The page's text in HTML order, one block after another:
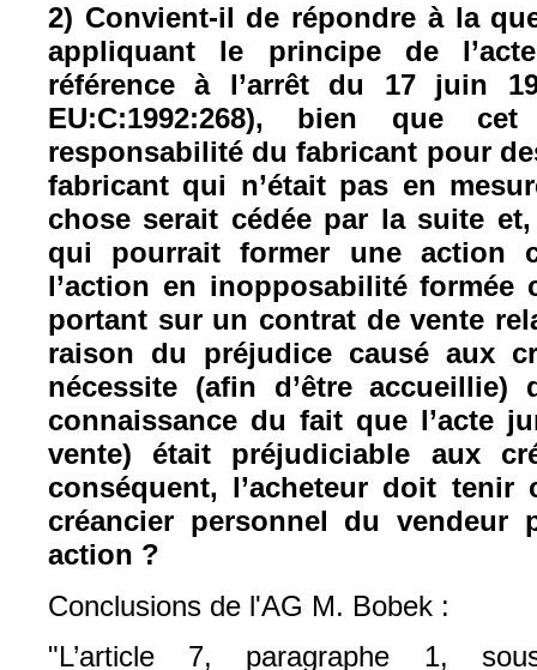
2) Convient-il de répondre à la
appliquant le principe de
référence à l’arrêt du 17 juin
EU:C:1992:268), bien que
responsabilité du fabricant pour
fabricant qui n’était pas en
chose serait cédée par la suite
qui pourrait former une action
l’action en inopposabilité formée
portant sur un contrat de vente
raison du préjudice causé aux
nécessite (afin d’être accueillie)
connaissance du fait que l’acte
vente) était préjudiciable aux
conséquent, l’acheteur doit tenir
créancier personnel du vendeur
action ?
Conclusions de l'AG M. Bobek :
"L’article 7, paragraphe 1,